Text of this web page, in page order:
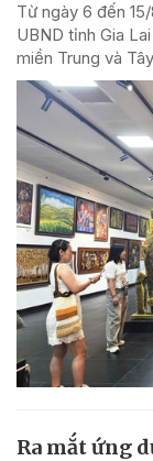
Từ ngày 6 đến
UBND tỉnh Gia
miền Trung và
Ra mắt ứng